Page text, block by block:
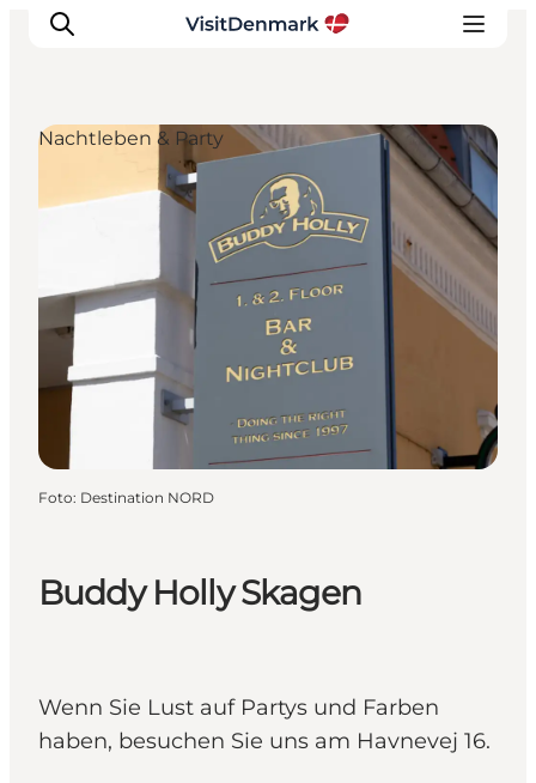
Inspiration
Regionen
Erlebnisse
Unterkünfte
Reiseplanung
Buddy Holly Skagen
Wenn Sie Lust auf Partys und Farben
haben, besuchen Sie uns am Havnevej 16.
Nachtleben & Party
Foto: Destination NORD